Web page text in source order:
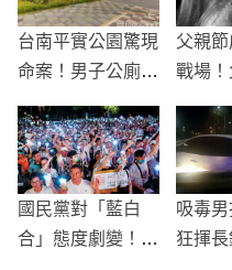
台南平實公園驚現
命案！男子公廁內
殺
父親
戰場！
院批准
務
國民黨對「藍白
合」態度劇變！2
吸毒男
狂揮